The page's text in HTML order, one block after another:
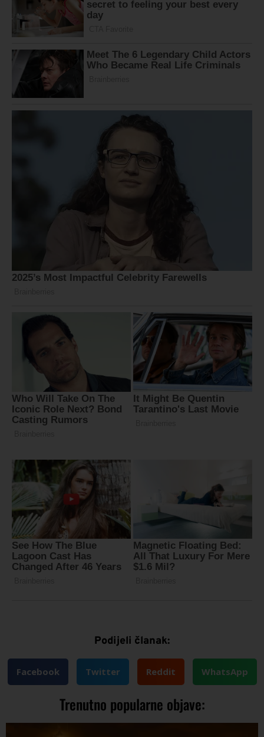
Podijeli članak:
Facebook Twitter Reddit WhatsApp
Trenutno popularne objave: